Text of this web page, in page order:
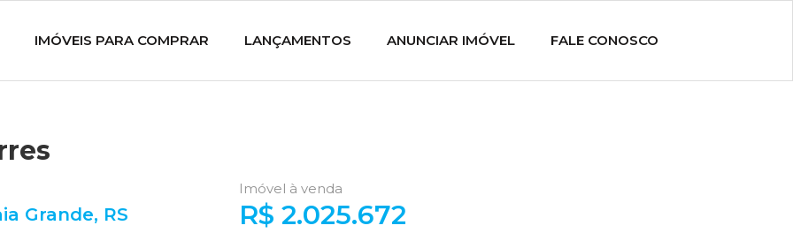
IMÓVEIS PARA COMPRAR LANÇAMENTOS ANUNCIAR IMÓVEL FALE CONOSCO
Grande, RS
Imóvel à venda
R$ 2.025.672